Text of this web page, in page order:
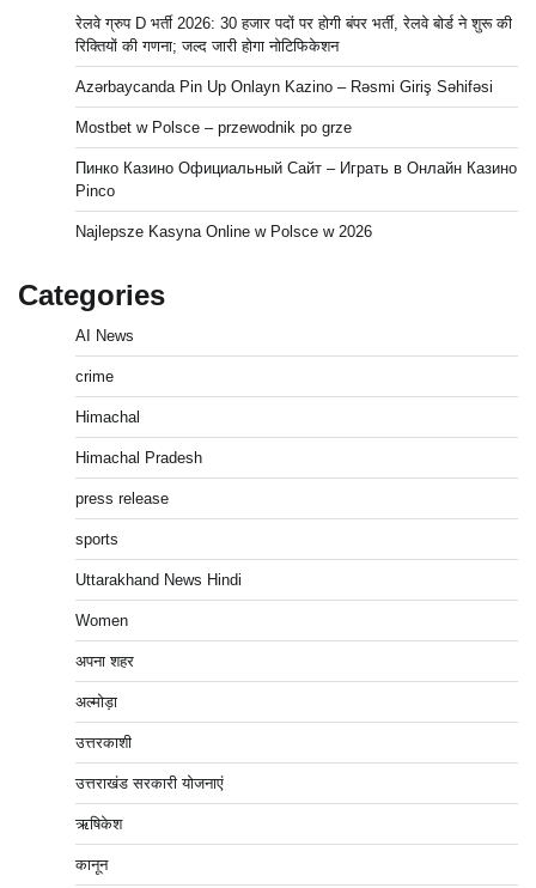
रेलवे ग्रुप D भर्ती 2026: 30 हजार पदों पर होगी बंपर भर्ती, रेलवे बोर्ड ने शुरू की
रिक्तियों की गणना; जल्द जारी होगा नोटिफिकेशन
Azərbaycanda Pin Up Onlayn Kazino – Rəsmi Giriş Səhifəsi
Mostbet w Polsce – przewodnik po grze
Пинко Казино Официальный Сайт – Играть в Онлайн Казино
Pinco
Najlepsze Kasyna Online w Polsce w 2026
Categories
AI News
crime
Himachal
Himachal Pradesh
press release
sports
Uttarakhand News Hindi
Women
अपना शहर
अल्मोड़ा
उत्तरकाशी
उत्तराखंड सरकारी योजनाएं
ऋषिकेश
कानून